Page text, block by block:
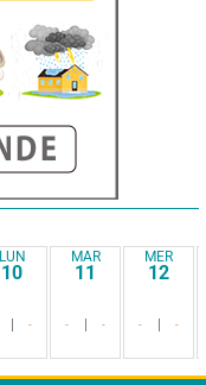
LUN
10
-
MAR
11
- -
MER
12
- -